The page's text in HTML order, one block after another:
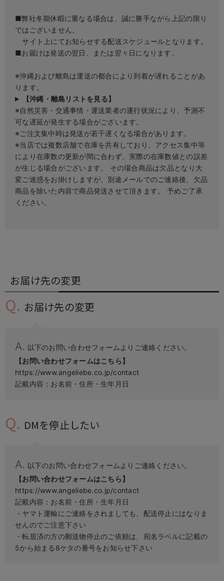
■弊社冬期休暇に重なる場合は、誠に勝手ながら上記の限り
ではございません。
サイト上にてお知らせする配送スケジュールとなります。
■お届けは発送の翌日、または翌々日になります。
※沖縄および離島は運送の都合により到着が遅れることがあ
ります。
【沖縄・離島リストを見る】
※自然災害・交通事情・運送業者の運行状況により、予測不
可な遅延が発生する場合がございます。
※ご注文集中時は発送が若干遅くなる場合があります。
※当店では複数店舗で在庫を共有しており、アクセス集中等
により在庫数の更新が間に合わず、実際の在庫数値との誤差
が生じる場合がございます。 その場合商品は欠品となり大
変ご迷惑をお掛けしますが、別途メールでのご連絡後、欠品
商品を除いた内容で商品発送させて頂きます。 予めご了承
ください。
お届け先の変更
お届け先の変更
以下のお問い合わせフォームよりご連絡ください。
【お問い合わせフォームはこちら】
https://www.angeliebe.co.jp/contact
記載内容：お名前・住所・生年月日
DMを停止したい
以下のお問い合わせフォームよりご連絡ください。
【お問い合わせフォームはこちら】
https://www.angeliebe.co.jp/contact
記載内容：お名前・住所・生年月日
・ヤマト運輸にご連絡をされましても、配送停止にはなりま
せんのでご注意下さい
・転居済の方の郵送物停止のご依頼は、宛名ラベルに記載の
5から始まる8ケタの番号をお知らせ下さい